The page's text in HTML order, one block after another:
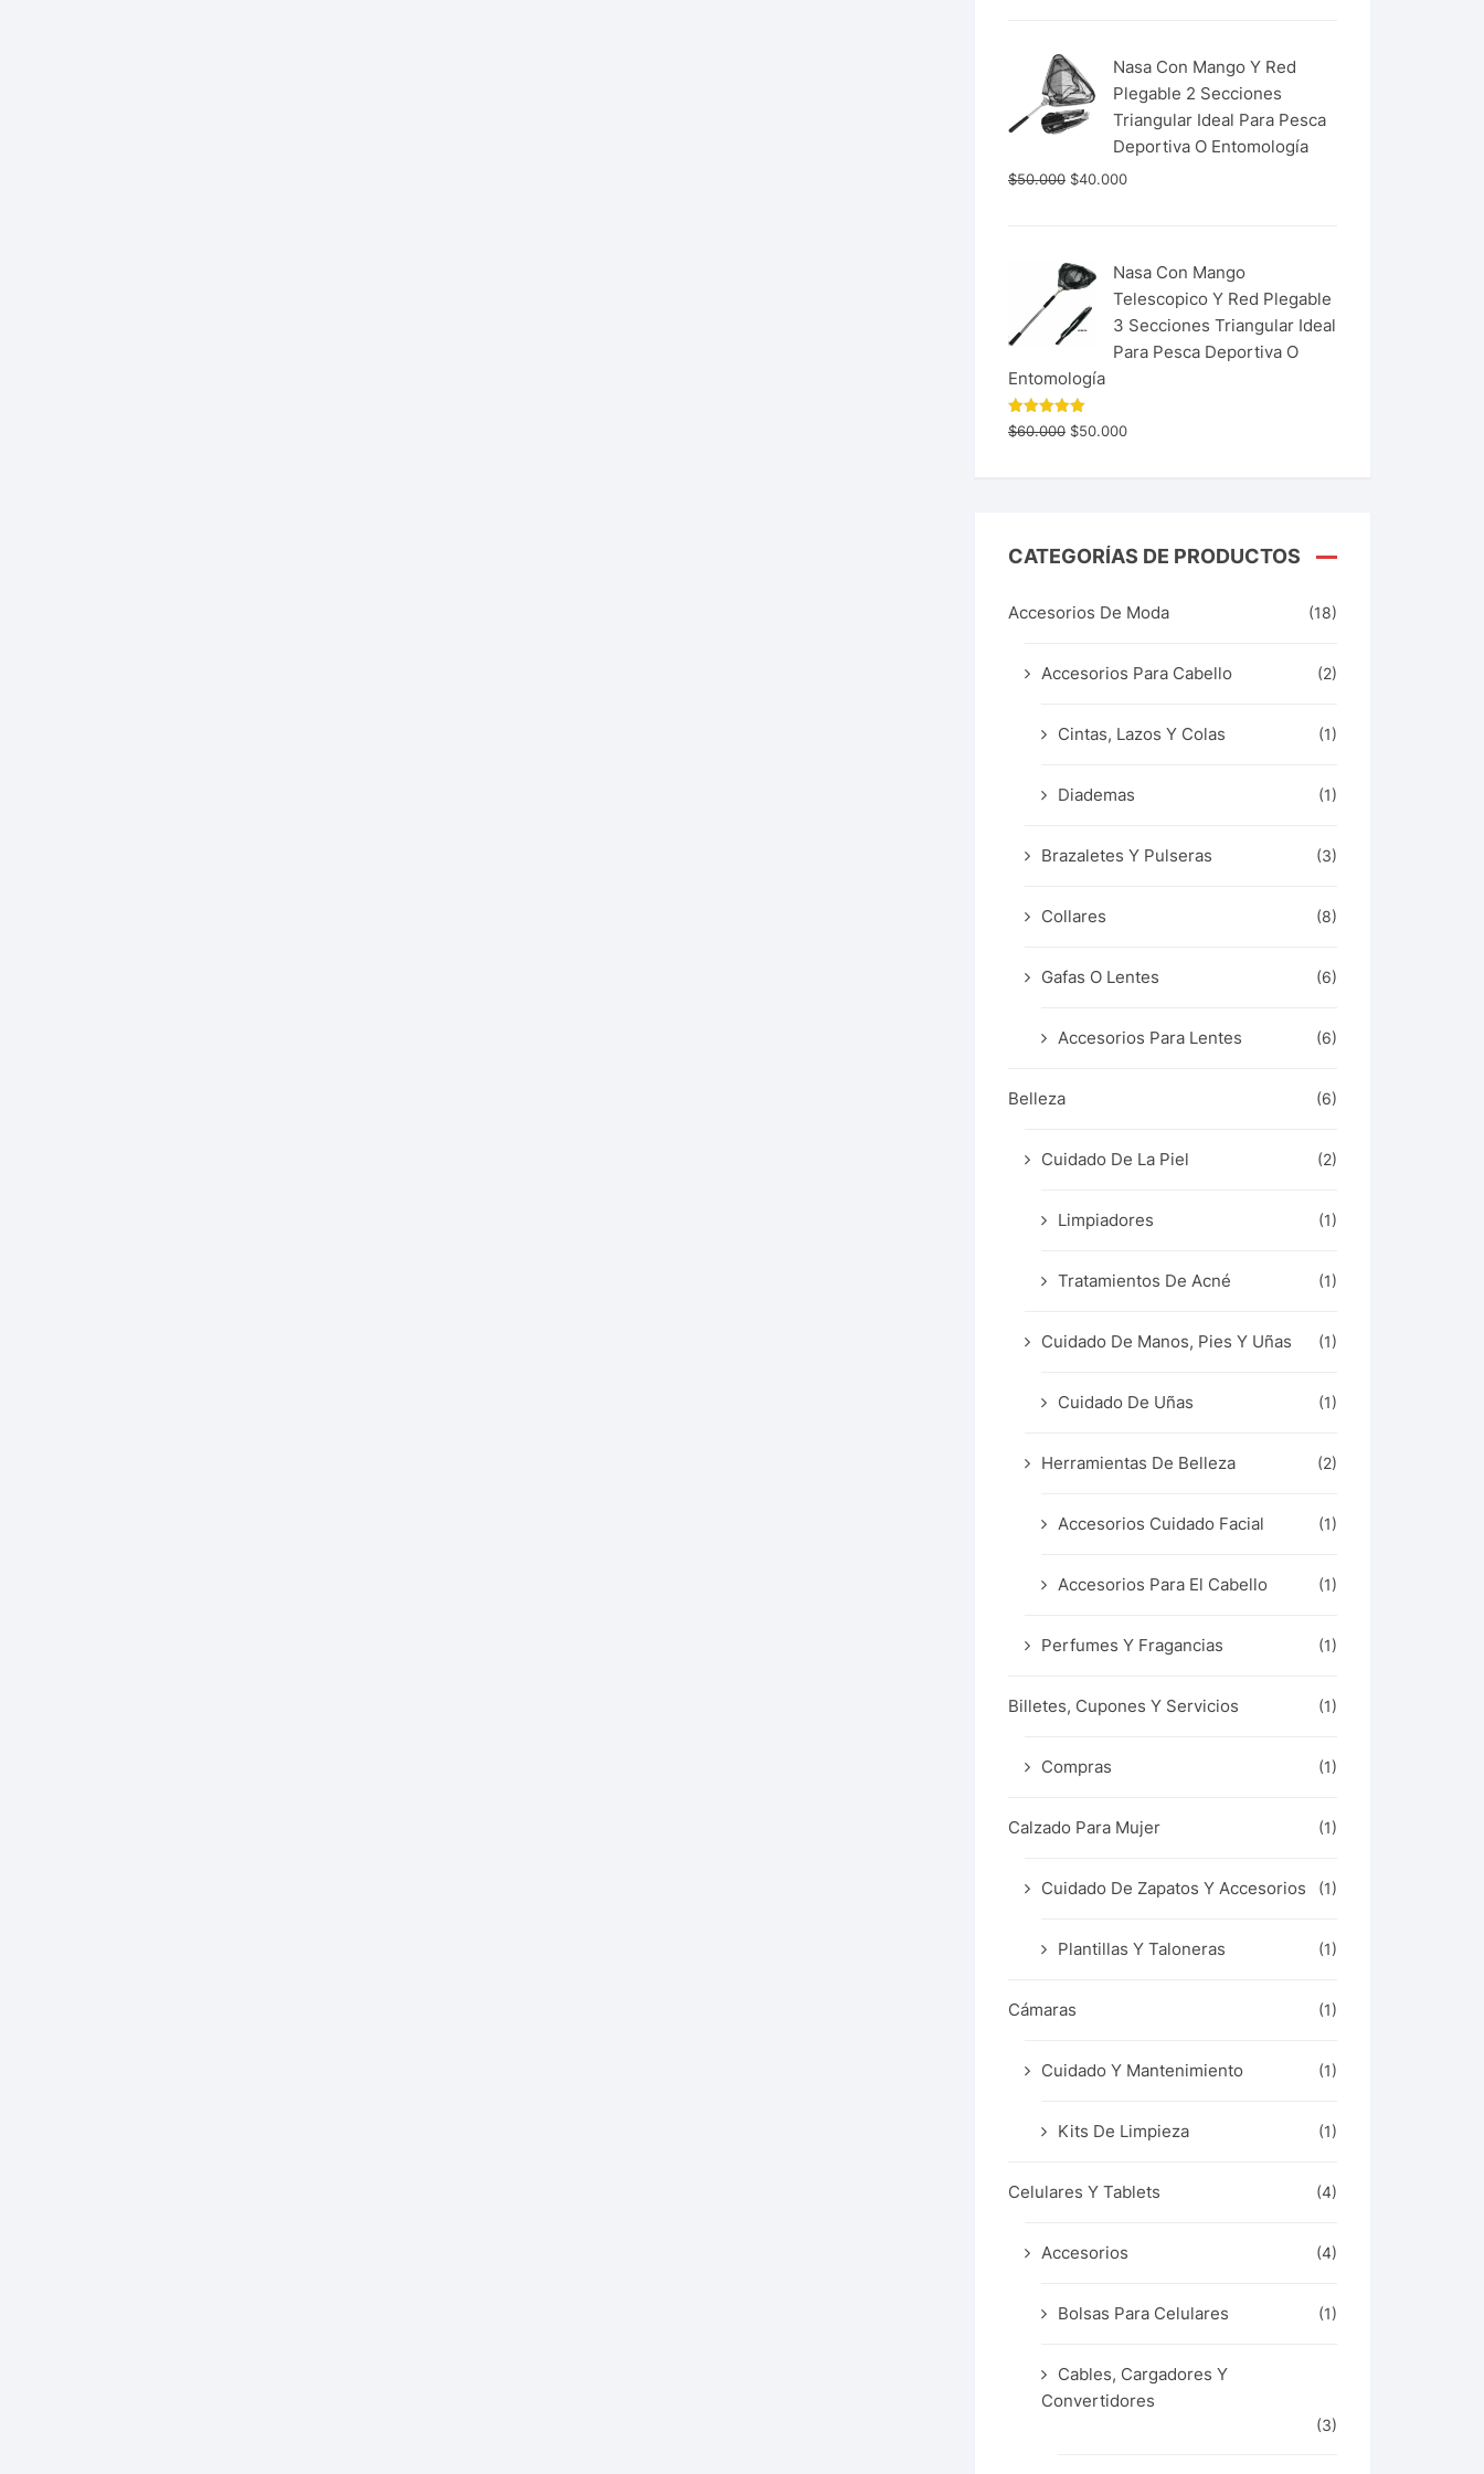
Nasa Con Mango Y Red
Plegable 2 Secciones
Triangular Ideal Para Pesca
Deportiva O Entomología
$50.000 $40.000
Nasa Con Mango
Telescopico Y Red Plegable
3 Secciones Triangular Ideal
Para Pesca Deportiva O
Entomología
Valorado
con 5.00
$60.000 $50.000
CATEGORÍAS DE PRODUCTOS
Accesorios De Moda (18)
Accesorios Para Cabello (2)
Cintas, Lazos Y Colas (1)
Diademas (1)
Brazaletes Y Pulseras (3)
Collares (8)
Gafas O Lentes (6)
Accesorios Para Lentes (6)
Belleza (6)
Cuidado De La Piel (2)
Limpiadores (1)
Tratamientos De Acné (1)
Cuidado De Manos, Pies Y Uñas (1)
Cuidado De Uñas (1)
Herramientas De Belleza (2)
Accesorios Cuidado Facial (1)
Accesorios Para El Cabello (1)
Perfumes Y Fragancias (1)
Billetes, Cupones Y Servicios (1)
Compras (1)
Calzado Para Mujer (1)
Cuidado De Zapatos Y Accesorios (1)
Plantillas Y Taloneras (1)
Cámaras (1)
Cuidado Y Mantenimiento (1)
Kits De Limpieza (1)
Celulares Y Tablets (4)
Accesorios (4)
Bolsas Para Celulares (1)
Cables, Cargadores Y
Convertidores
(3)